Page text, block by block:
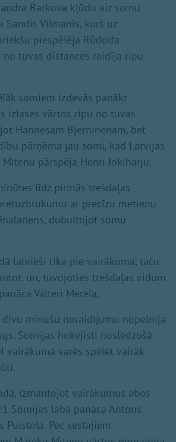
Barkova kļūdu aiz somu
Vilmanis, kurš uz
piespēlēja Rūdolfa
no tuvas distances raidīja ripu
somiem izdevās panākt
izlases vārtos ripu no tuvas
Hannesam Bjerninenam, bet
pārņēma jau somi, kad Latvijas
pārspēja Henri Jokiharju.
līdz pirmās trešdaļas
ar precīzu metienu
dubultojot somu
latvieši tika pie vairākuma, taču
un, tuvojoties trešdaļas vidum
Valteri Merela.
divu minūšu noraidījumu nopelnīja
Somijas hokejisti noslēdzošā
vairākumā varēs spēlēt vairāk
izmantojot vairākumus abos
Somijas labā panāca Antons
Puistola. Pēc sestajiem